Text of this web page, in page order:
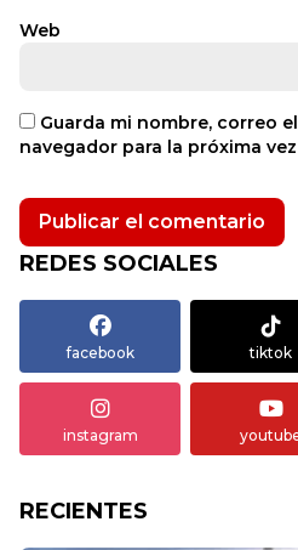
Web
Guarda mi nombre, correo
navegador para la próxima
REDES SOCIALES
facebook tiktok
instagram
RECIENTES